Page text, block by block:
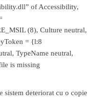
of Accessibility,
(8), Culture neutral,
= {l:8
TypeName neutral,
is missing
sistem deteriorat cu o copie